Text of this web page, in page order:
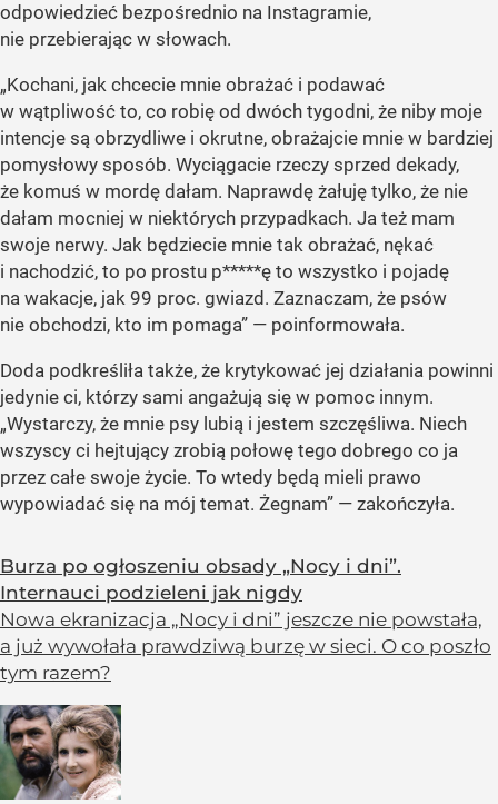
odpowiedzieć bezpośrednio na Instagramie,
nie przebierając w słowach.
„Kochani, jak chcecie mnie obrażać i podawać
w wątpliwość to, co robię od dwóch tygodni, że niby moje
intencje są obrzydliwe i okrutne, obrażajcie mnie w bardziej
pomysłowy sposób. Wyciągacie rzeczy sprzed dekady,
że komuś w mordę dałam. Naprawdę żałuję tylko, że nie
dałam mocniej w niektórych przypadkach. Ja też mam
swoje nerwy. Jak będziecie mnie tak obrażać, nękać
i nachodzić, to po prostu p*****ę to wszystko i pojadę
na wakacje, jak 99 proc. gwiazd. Zaznaczam, że psów
nie obchodzi, kto im pomaga” — poinformowała.
Doda podkreśliła także, że krytykować jej działania powinni
jedynie ci, którzy sami angażują się w pomoc innym.
„Wystarczy, że mnie psy lubią i jestem szczęśliwa. Niech
wszyscy ci hejtujący zrobią połowę tego dobrego co ja
przez całe swoje życie. To wtedy będą mieli prawo
wypowiadać się na mój temat. Żegnam” — zakończyła.
Burza po ogłoszeniu obsady „Nocy i dni”.
Internauci podzieleni jak nigdy
Nowa ekranizacja „Nocy i dni” jeszcze nie powstała,
a już wywołała prawdziwą burzę w sieci. O co poszło
tym razem?